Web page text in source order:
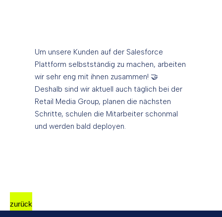
Um unsere Kunden auf der Salesforce
Plattform selbstständig zu machen, arbeiten
wir sehr eng mit ihnen zusammen! 🤝
Deshalb sind wir aktuell auch täglich bei der
Retail Media Group, planen die nächsten
Schritte, schulen die Mitarbeiter schonmal
und werden bald deployen.
zurück